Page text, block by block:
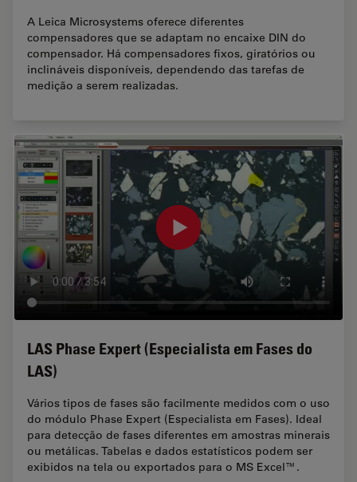
A Leica Microsystems oferece diferentes
compensadores que se adaptam no encaixe DIN do
compensador. Há compensadores fixos, giratórios ou
inclináveis disponíveis, dependendo das tarefas de
medição a serem realizadas.
LAS Phase Expert (Especialista em Fases do
LAS)
Vários tipos de fases são facilmente medidos com o uso
do módulo Phase Expert (Especialista em Fases). Ideal
para detecção de fases diferentes em amostras minerais
ou metálicas. Tabelas e dados estatísticos podem ser
exibidos na tela ou exportados para o MS Excel™.